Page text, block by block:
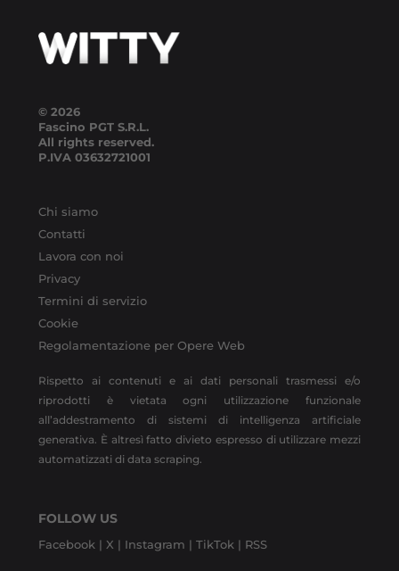
© 2026
Fascino PGT S.R.L.
All rights reserved.
P.IVA 03632721001
Chi siamo
Contatti
Lavora con noi
Privacy
Termini di servizio
Cookie
Regolamentazione per Opere Web
Rispetto ai contenuti e ai dati personali trasmessi e/o
riprodotti è vietata ogni utilizzazione funzionale
all’addestramento di sistemi di intelligenza artificiale
generativa. È altresì fatto divieto espresso di utilizzare mezzi
automatizzati di data scraping.
FOLLOW US
Facebook | X | Instagram | TikTok | RSS